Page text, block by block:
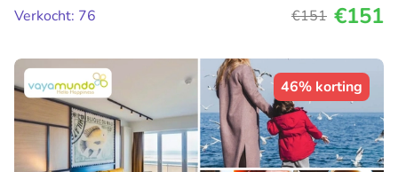
Verkocht: 76
€151 €151
46% korting